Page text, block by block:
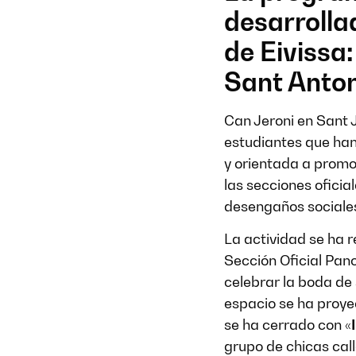
de
Sant
Can Jeroni en Sant
estudiantes que
y orientada a
las secciones
desengaños
La actividad se ha
Sección Oficial
celebrar la boda de
espacio se ha
se ha cerrado con
grupo de chicas